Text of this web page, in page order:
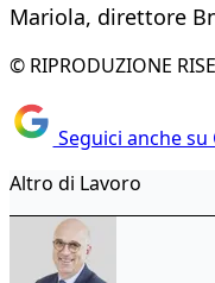
Mariola, direttore
© RIPRODUZIONE
Seguici anche
Altro di Lavoro